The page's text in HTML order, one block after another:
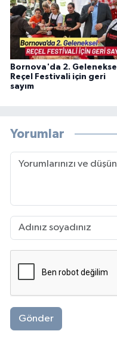
Bornova'da 2. Geleneksel
Reçel Festivali için geri
sayım
Yorumlar
Gönder